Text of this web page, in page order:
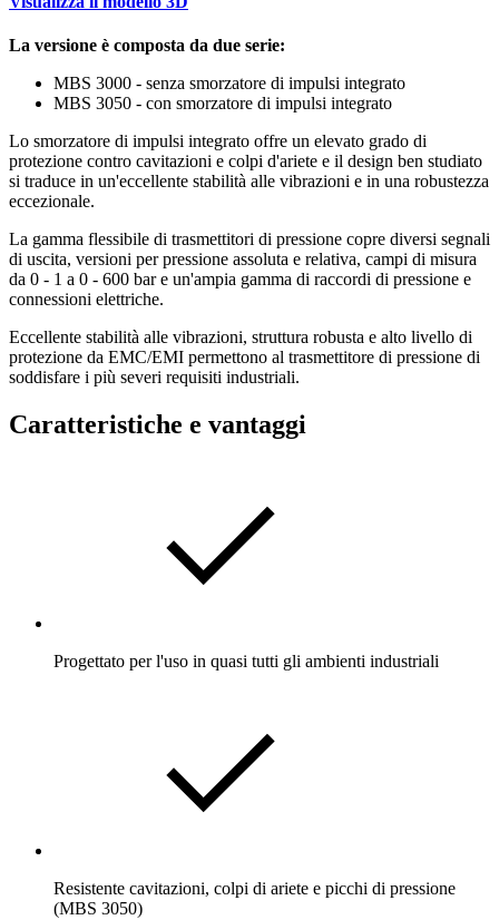
La versione è composta da due serie:
MBS 3000 - senza smorzatore di impulsi integrato
MBS 3050 - con smorzatore di impulsi integrato
Lo smorzatore di impulsi integrato offre un elevato grado di
protezione contro cavitazioni e colpi d'ariete e il design ben studiato
si traduce in un'eccellente stabilità alle vibrazioni e in una robustezza
eccezionale.
La gamma flessibile di trasmettitori di pressione copre diversi segnali
di uscita, versioni per pressione assoluta e relativa, campi di misura
da 0 - 1 a 0 - 600 bar e un'ampia gamma di raccordi di pressione e
connessioni elettriche.
Eccellente stabilità alle vibrazioni, struttura robusta e alto livello di
protezione da EMC/EMI permettono al trasmettitore di pressione di
soddisfare i più severi requisiti industriali.
Caratteristiche e vantaggi
Progettato per l'uso in quasi tutti gli ambienti industriali
Resistente cavitazioni, colpi di ariete e picchi di pressione
(MBS 3050)